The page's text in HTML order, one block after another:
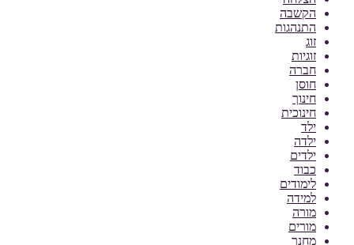
הקשבה
התנהגות
זוג
זוגיות
חברה
חוסן
חינוך
חינוכית
ילד
ילדה
ילדים
כבוד
לימודים
למידה
מורה
מורים
מחנך